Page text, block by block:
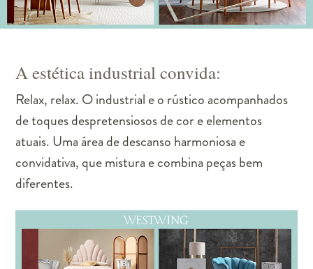
A estética industrial convida:
Relax, relax. O industrial e o rústico acompanhados
de toques despretensiosos de cor e elementos
atuais. Uma área de descanso harmoniosa e
convidativa, que mistura e combina peças bem
diferentes.